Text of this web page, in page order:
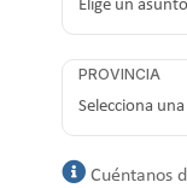
PROVINCIA
Cuéntanos